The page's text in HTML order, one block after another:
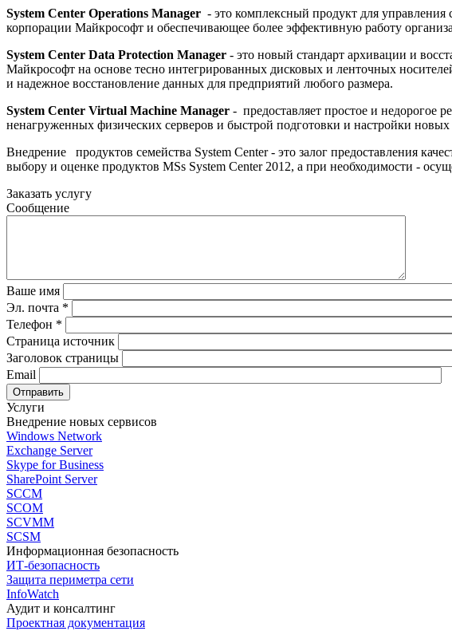
System Center Operations Manager - это комплексный продукт для
корпорации Майкрософт и обеспечивающее более эффективную работу
System Center Data Protection Manager - это новый стандарт архивации и
Майкрософт на основе тесно интегрированных дисковых и ленточных
и надежное восстановление данных для предприятий любого размера.
System Center Virtual Machine Manager - предоставляет простое и недорогое
ненагруженных физических серверов и быстрой подготовки и настройки
Внедрение продуктов семейства System Center - это залог предоставления
выбору и оценке продуктов MSs System Center 2012, а при необходимости -
Заказать услугу
Сообщение
Ваше имя
Эл. почта *
Телефон *
Страница источник
Заголовок страницы
Email
Услуги
Внедрение новых сервисов
Windows Network
Exchange Server
Skype for Business
SharePoint Server
SCCM
SCOM
SCVMM
SCSM
Информационная безопасность
ИТ-безопасность
Защита периметра сети
InfoWatch
Аудит и консалтинг
Проектная документация